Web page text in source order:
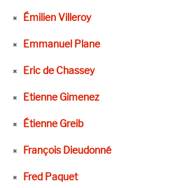
Émilien Villeroy
Emmanuel Plane
Eric de Chassey
Etienne Gimenez
Étienne Greib
François Dieudonné
Fred Paquet